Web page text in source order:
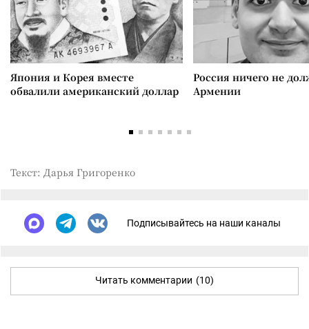
Япония и Корея вместе
обвалили американский доллар
Россия ничего не
Армении
Текст: Дарья Григоренко
Подписывайтесь на наши каналы
Читать комментарии (10)